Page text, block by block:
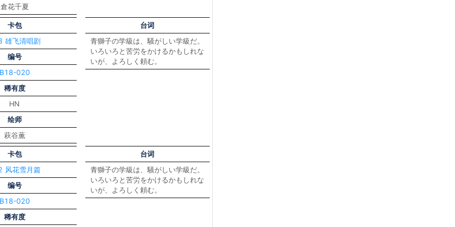
倉花千夏
卡包
雄飞清唱剧
编号
020
稀有度
HN
绘师
萩谷薫
台词
青獅子の学級は、騒がしい学級だ。
いろいろと苦労をかけるかもしれな
いが、よろしく頼む。
卡包
风花雪月篇
编号
020
稀有度
台词
青獅子の学級は、騒がしい学級だ。
いろいろと苦労をかけるかもしれな
いが、よろしく頼む。